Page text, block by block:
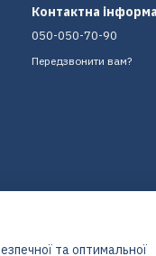
Контактна
050-050-70-90
Передзвонити вам?
та оптимальної